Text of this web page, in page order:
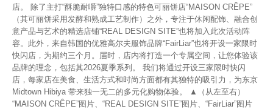
店。 除了主打“酥脆耐嚼”独特口感的特色可丽饼店“MAISON CRÊPE”
（其可丽饼采用发酵和熟成工艺制作）之外，专注于休闲配饰、融合创
意产品与艺术的精选店铺“REAL DESIGN SITE”也将加入此次活动阵
容。此外，来自韩国的优雅高尔夫服饰品牌“FairLiar”也将开设一家限时
快闪店，为期约三个月。届时，店内将打造一个专属空间，让您体验该
品牌的理念，包括其2026夏季系列。 我们将通过开设三家限时快闪
店，每家店在美食、生活方式和时尚方面都有其独特的吸引力，为东京
Midtown Hibiya 带来独一无二的多元化购物体验。 ▲（从左至右）
“MAISON CRÊPE”图片、“REAL DESIGN SITE”图片、“FairLiar”图片